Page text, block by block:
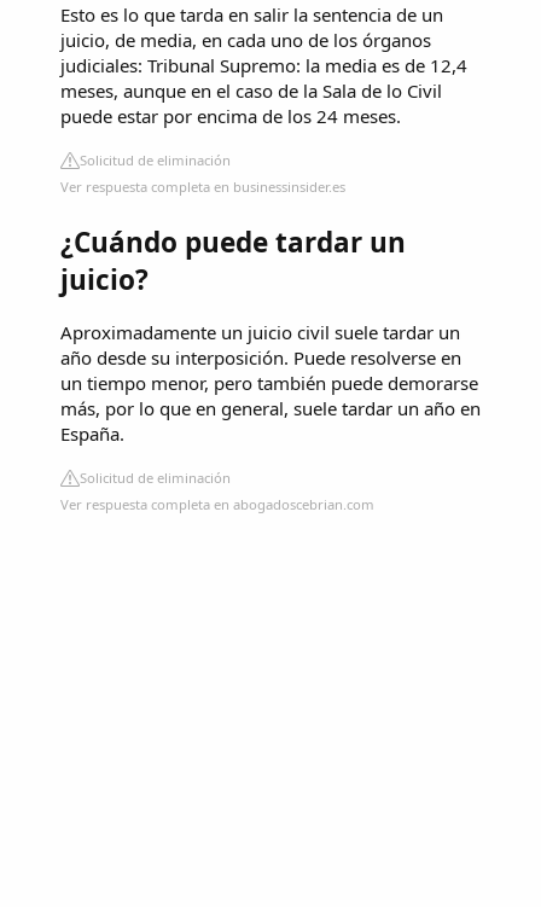
Esto es lo que tarda en salir la sentencia de un
juicio, de media, en cada uno de los órganos
judiciales: Tribunal Supremo: la media es de 12,4
meses, aunque en el caso de la Sala de lo Civil
puede estar por encima de los 24 meses.
Solicitud de eliminación
Ver respuesta completa en businessinsider.es
¿Cuándo puede tardar un
juicio?
Aproximadamente un juicio civil suele tardar un
año desde su interposición. Puede resolverse en
un tiempo menor, pero también puede demorarse
más, por lo que en general, suele tardar un año en
España.
Solicitud de eliminación
Ver respuesta completa en abogadoscebrian.com